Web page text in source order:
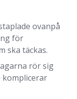
ovanpå
för
ska täckas.
rör sig